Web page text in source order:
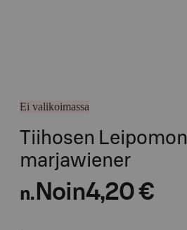
Ei valikoimassa
Tiihosen Leipomon
marjawiener
n. Noin4,20 €